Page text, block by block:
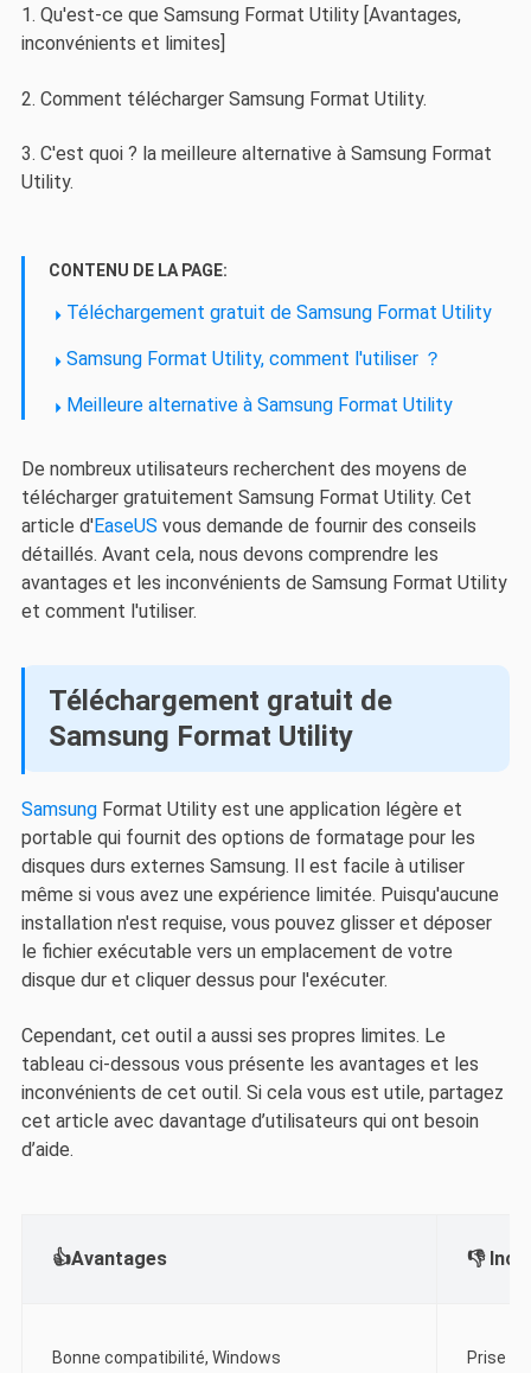
1. Qu'est-ce que Samsung Format Utility [Avantages,
inconvénients et limites]
2. Comment télécharger Samsung Format Utility.
3. C'est quoi ? la meilleure alternative à Samsung Format
Utility.
CONTENU DE LA PAGE:
Téléchargement gratuit de Samsung Format Utility
Samsung Format Utility, comment l'utiliser ？
Meilleure alternative à Samsung Format Utility
De nombreux utilisateurs recherchent des moyens de
télécharger gratuitement Samsung Format Utility. Cet
article d'EaseUS vous demande de fournir des conseils
détaillés. Avant cela, nous devons comprendre les
avantages et les inconvénients de Samsung Format Utility
et comment l'utiliser.
Téléchargement gratuit de
Samsung Format Utility
SamsungFormat Utility est une application légère et
portable qui fournit des options de formatage pour les
disques durs externes Samsung. Il est facile à utiliser
même si vous avez une expérience limitée. Puisqu'aucune
installation n'est requise, vous pouvez glisser et déposer
le fichier exécutable vers un emplacement de votre
disque dur et cliquer dessus pour l'exécuter.
Cependant, cet outil a aussi ses propres limites. Le
tableau ci-dessous vous présente les avantages et les
inconvénients de cet outil. Si cela vous est utile, partagez
cet article avec davantage d’utilisateurs qui ont besoin
d’aide.
👍Avantages 👎
Bonne compatibilité, Windows
Prise